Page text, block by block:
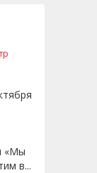
«Мы
в...